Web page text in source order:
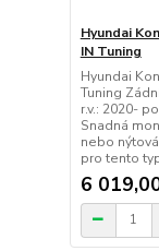
Hyundai
IN Tuning
Hyundai
Tuning
r.v.: 2020-
Snadná
nebo
pro tento
6